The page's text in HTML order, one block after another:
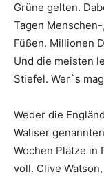
Grüne gelten.
Tagen
Füßen. Millionen
Und die meisten
Stiefel. Wer`s
Weder die
Waliser
Wochen Plätze in
voll. Clive